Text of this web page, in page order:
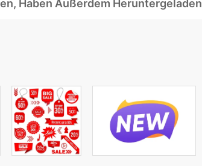
Haben Außerdem Heruntergeladen